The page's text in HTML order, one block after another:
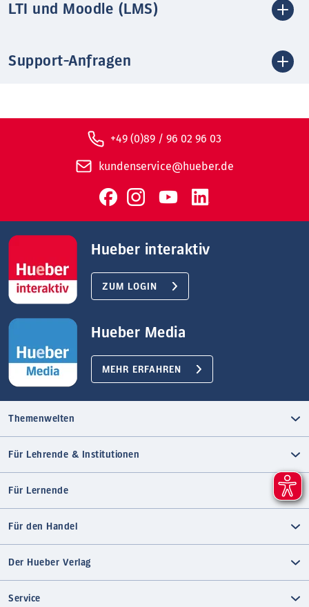
LTI und Moodle (LMS)
Support-Anfragen
+49 (0)89 / 96 02 96 03
kundenservice@hueber.de
Hueber interaktiv
ZUM LOGIN
Hueber Media
MEHR ERFAHREN
Themenwelten
Für Lehrende & Institutionen
Für Lernende
Für den Handel
Der Hueber Verlag
Service